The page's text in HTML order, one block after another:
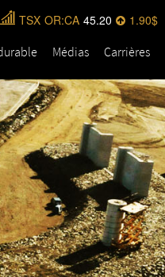
TSX OR:CA 45.20 1.90
Médias Carrières